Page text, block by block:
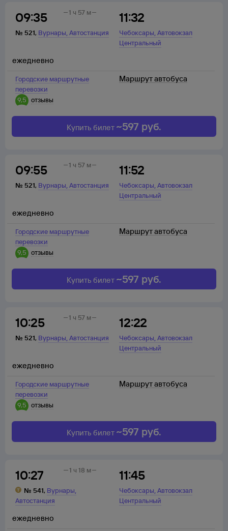
09:35
№ 521, Вурнары,Автостанция
11:32
Чебоксары,Автовокзал
Центральный
1 ч 57 м
Городские маршрутные
перевозки
9,5
отзывы
ежедневно
Маршрут автобуса
Купить билет ~597 руб.
09:55
№ 521, Вурнары,Автостанция
11:52
Чебоксары,Автовокзал
Центральный
1 ч 57 м
Городские маршрутные
перевозки
9,5
отзывы
ежедневно
Маршрут автобуса
Купить билет ~597 руб.
10:25
№ 521, Вурнары,Автостанция
12:22
Чебоксары,Автовокзал
Центральный
1 ч 57 м
Городские маршрутные
перевозки
9,5
отзывы
ежедневно
Маршрут автобуса
Купить билет ~597 руб.
10:27
№ 541, Вурнары,
Автостанция
11:45
Чебоксары,Автовокзал
Центральный
1 ч 18 м
ежедневно